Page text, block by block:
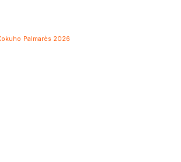
Palmarès 2026